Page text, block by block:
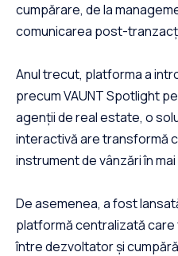
cumpărare, de la
comunicarea post-
Anul trecut, platforma a
precum VAUNT Spotlight
agenții de real estate, o
interactivă are transformă
instrument de vânzări în
De asemenea, a fost
platformă centralizată
între dezvoltator și